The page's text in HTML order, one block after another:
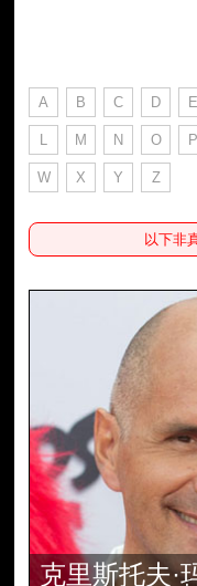
A B C D E
L M N O P
W X Y Z
以下非
克里斯托夫·